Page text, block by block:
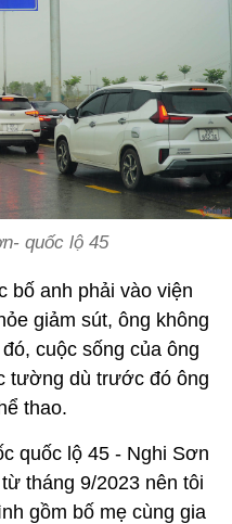
quốc lộ 45
bố anh phải vào viện
giảm sút, ông không
cuộc sống của ông
tường dù trước đó ông
thao.
quốc lộ 45 - Nghi Sơn
tháng 9/2023 nên tôi
gồm bố mẹ cùng gia